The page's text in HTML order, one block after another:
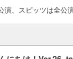
、スピッツは全公